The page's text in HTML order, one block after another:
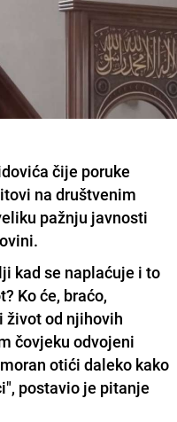
čije poruke
na društvenim
pažnju javnosti
kad se naplaćuje i to
Ko će, braćo,
od njihovih
čovjeku odvojeni
otići daleko kako
postavio je pitanje